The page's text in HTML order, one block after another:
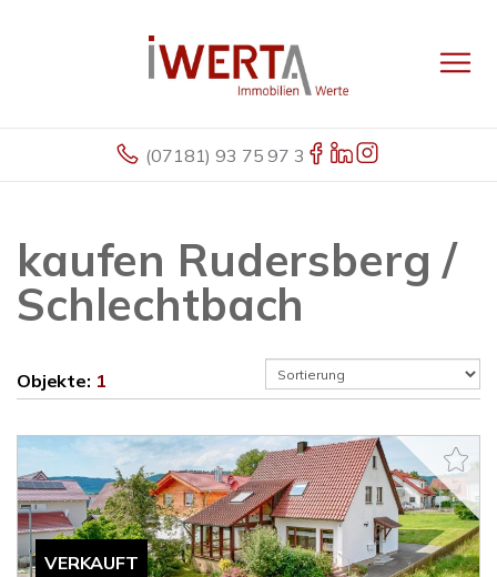
(07181) 93 75 97 3
kaufen Rudersberg /
Schlechtbach
Objekte: 1
VERKAUFT